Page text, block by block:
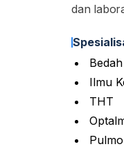
dan
Ilmu
THT